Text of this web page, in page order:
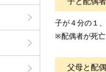
子が４分の１
※配偶者が死亡
父母と配